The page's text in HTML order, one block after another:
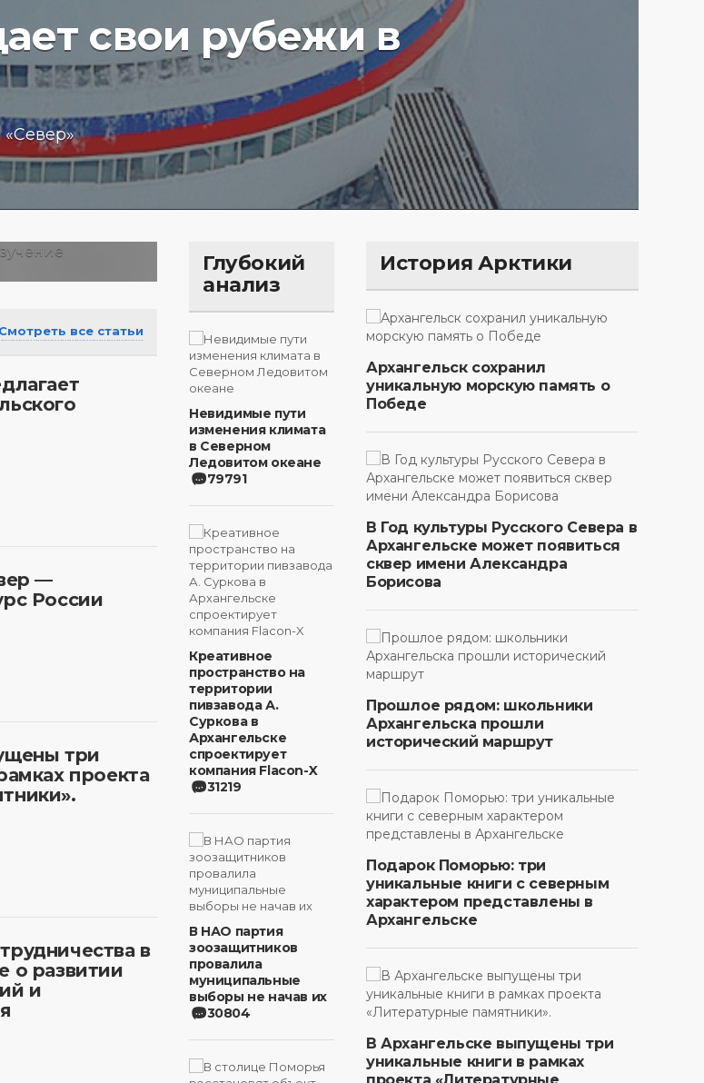
свои рубежи в
Бизнесу вредят пустые
обещания: Юрий Коробов о
проблемах чрезмерного
кредитования в РФ
Смотреть все статьи
—
России
три
проекта
в
о развитии
и
Глубокий
анализ
Невидимые пути
изменения климата
в Северном
Ледовитом океане
79791
Креативное
пространство на
территории
пивзавода А.
Суркова в
Архангельске
спроектирует
компания Flacon-X
31219
В НАО партия
зоозащитников
провалила
муниципальные
выборы не начав их
30804
История Арктики
Архангельск сохранил
уникальную морскую память о
Победе
В Год культуры Русского Севера в
Архангельске может появиться
сквер имени Александра
Борисова
Прошлое рядом: школьники
Архангельска прошли
исторический маршрут
Подарок Поморью: три
уникальные книги с северным
характером представлены в
Архангельске
В Архангельске выпущены три
уникальные книги в рамках